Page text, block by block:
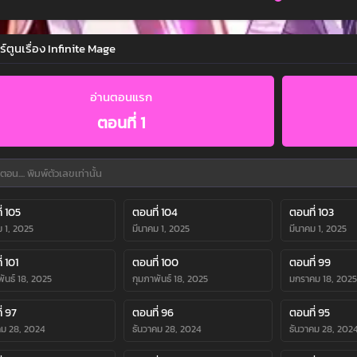
ตูนเรื่อง Infinite Mage
อ่านตอนแรก
ตอนที่ 1
1, 2025
ตอนที่ 104
มีนาคม 1, 2025
ตอนที่ 103
มีนาคม 1, 2025
ธ์ 18, 2025
ตอนที่ 100
กุมภาพันธ์ 18, 2025
ตอนที่ 99
มกราคม 18, 2025
97
28, 2024
ตอนที่ 96
ธันวาคม 28, 2024
ตอนที่ 95
ธันวาคม 28,